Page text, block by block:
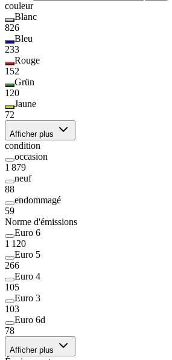
couleur
Blanc
826
Bleu
233
Rouge
152
Grün
120
Jaune
72
Afficher plus
condition
occasion
1 879
neuf
88
endommagé
59
Norme d'émissions
Euro 6
1 120
Euro 5
266
Euro 4
105
Euro 3
103
Euro 6d
78
Afficher plus